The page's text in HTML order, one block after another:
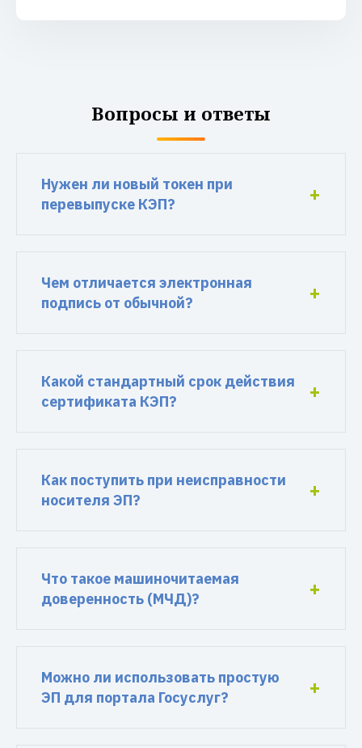
Вопросы и ответы
Нужен ли новый токен при
перевыпуске КЭП?
Чем отличается электронная
подпись от обычной?
Какой стандартный срок действия
сертификата КЭП?
Как поступить при неисправности
носителя ЭП?
Что такое машиночитаемая
доверенность (МЧД)?
Можно ли использовать простую
ЭП для портала Госуслуг?